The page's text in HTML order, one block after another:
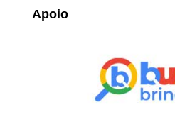
Apoio